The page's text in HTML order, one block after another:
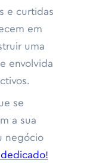
e curtidas
em
uma
envolvida
se
a sua
negócio